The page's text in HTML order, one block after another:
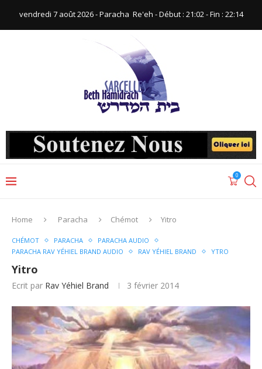
vendredi 7 août 2026 - Paracha ‪ Re'eh‬ - Début : 21:02‬ - Fin : ‪22:14‬
0
Home Paracha Chémot Yitro
CHÉMOT PARACHA
PARACHA AUDIO
PARACHA RAV YÉHIEL BRAND AUDIO
RAV YÉHIEL BRAND YTRO
Yitro
Ecrit par Rav Yéhiel Brand 3 février 2014